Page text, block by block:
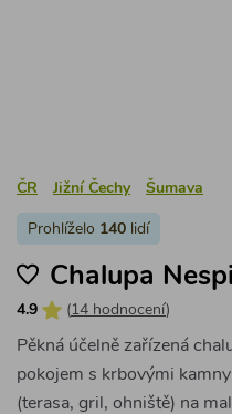
ČR Jižní Čechy Šumava
Prohlíželo 140 lidí
Chalupa
4.9 (14 hodnocení)
Pěkná účelně zařízená
pokojem s krbovými
(terasa, gril, ohniště) na